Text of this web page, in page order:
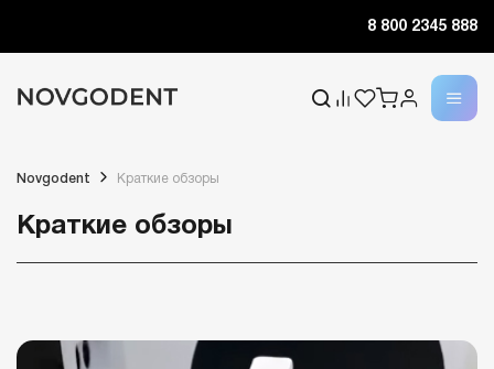
8 800 2345 888
Novgodent Краткие обзоры
Краткие обзоры